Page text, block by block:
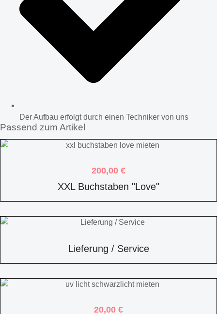
Der Aufbau erfolgt durch einen Techniker von uns
Passend zum Artikel
200,00 €
XXL Buchstaben "Love"
Lieferung / Service
20,00 €